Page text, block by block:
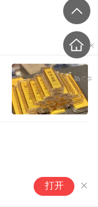
打开